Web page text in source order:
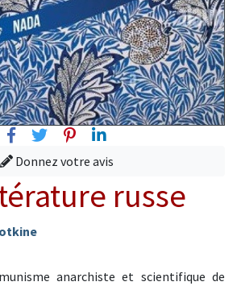
FacebookTwitterPinterest
Linkedin
Donnez votre avis
russe
anarchiste et scientifique de